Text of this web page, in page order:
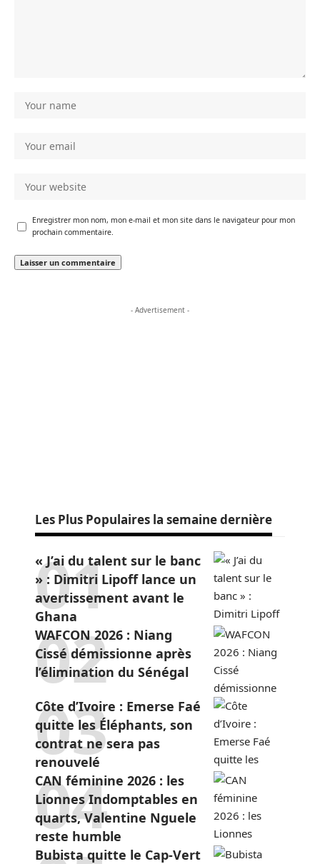
Enregistrer mon nom, mon e-mail et mon site dans le navigateur pour mon
prochain commentaire.
- Advertisement -
Les Plus Populaires la semaine dernière
« J’ai du talent sur le banc
» : Dimitri Lipoff lance un
avertissement avant le
Ghana
WAFCON 2026 : Niang
Cissé démissionne après
l’élimination du Sénégal
Côte d’Ivoire : Emerse Faé
quitte les Éléphants, son
contrat ne sera pas
renouvelé
CAN féminine 2026 : les
Lionnes Indomptables en
quarts, Valentine Nguele
reste humble
Bubista quitte le Cap-Vert